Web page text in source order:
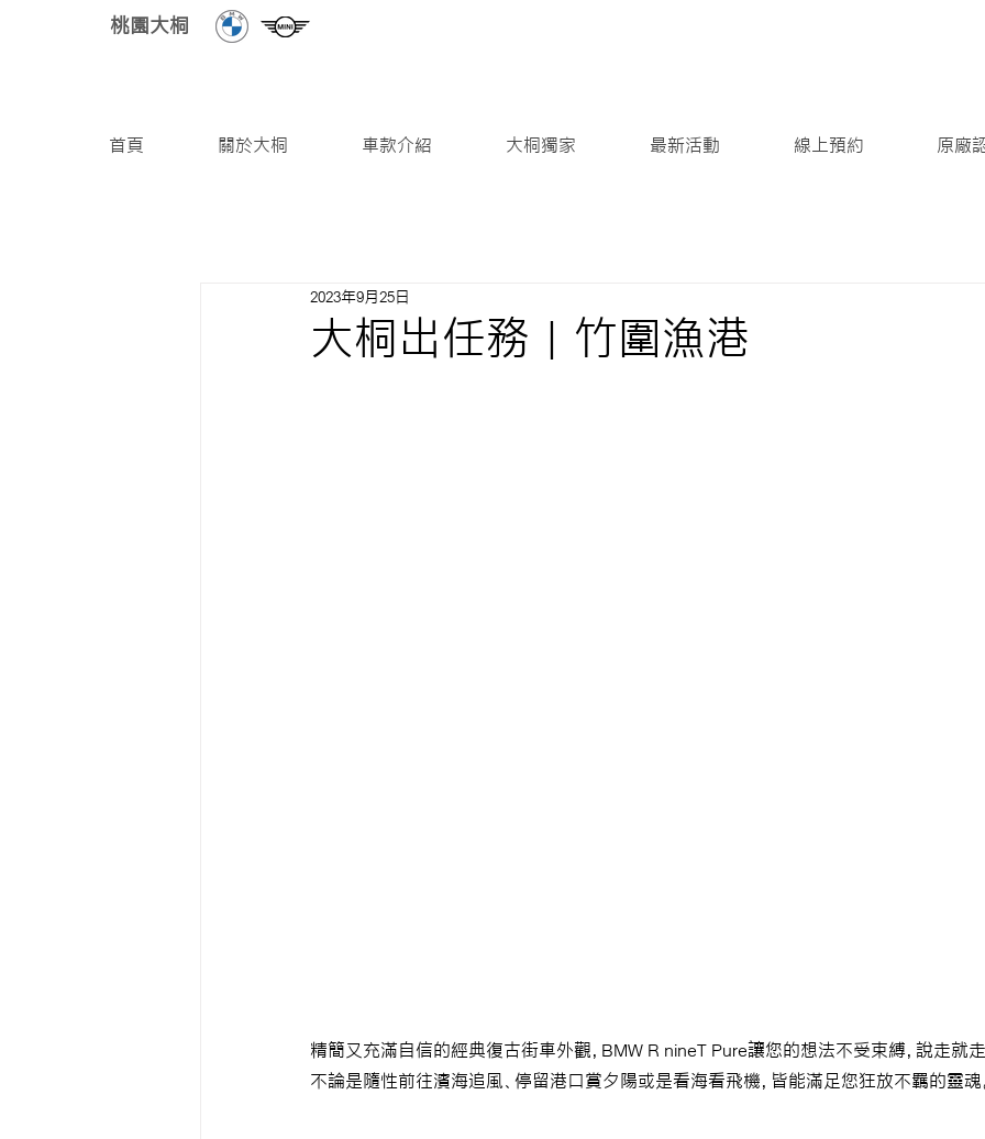
桃園大桐
首頁 關於大桐 車款介紹 大桐獨家 最新活動 線上預約 原廠
大桐出任務｜竹圍漁港
2023年9月25日
精簡又充滿自信的經典復古街車外觀，BMW R nineT Pure讓您的想法不受束縛，說走就走
不論是隨性前往濱海追風、停留港口賞夕陽或是看海看飛機，皆能滿足您狂放不羈的靈魂